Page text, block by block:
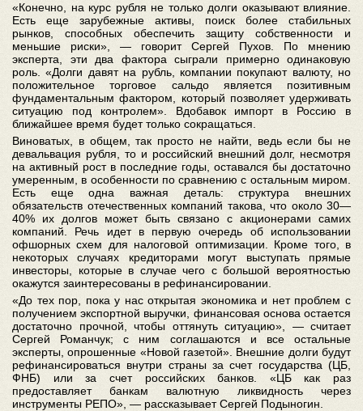
«Конечно, на курс рубля не только долги оказывают влияние.
Есть еще зарубежные активы, поиск более стабильных
рынков, способных обеспечить защиту собственности и
меньшие риски», — говорит Сергей Пухов. По мнению
эксперта, эти два фактора сыграли примерно одинаковую
роль. «Долги давят на рубль, компании покупают валюту, но
положительное торговое сальдо является позитивным
фундаментальным фактором, который позволяет удерживать
ситуацию под контролем». Вдобавок импорт в Россию в
ближайшее время будет только сокращаться.
Виноватых, в общем, так просто не найти, ведь если бы не
девальвация рубля, то и российский внешний долг, несмотря
на активный рост в последние годы, оставался бы достаточно
умеренным, в особенности по сравнению с остальным миром.
Есть еще одна важная деталь: структура внешних
обязательств отечественных компаний такова, что около 30—
40% их долгов может быть связано с акционерами самих
компаний. Речь идет в первую очередь об использовании
офшорных схем для налоговой оптимизации. Кроме того, в
некоторых случаях кредиторами могут выступать прямые
инвесторы, которые в случае чего с большой вероятностью
окажутся заинтересованы в рефинансировании.
«До тех пор, пока у нас открытая экономика и нет проблем с
получением экспортной выручки, финансовая основа остается
достаточно прочной, чтобы оттянуть ситуацию», — считает
Сергей Романчук; с ним соглашаются и все остальные
эксперты, опрошенные «Новой газетой». Внешние долги будут
рефинансироваться внутри страны за счет государства (ЦБ,
ФНБ) или за счет российских банков. «ЦБ как раз
предоставляет банкам валютную ликвидность через
инструменты РЕПО», — рассказывает Сергей Подыногин.